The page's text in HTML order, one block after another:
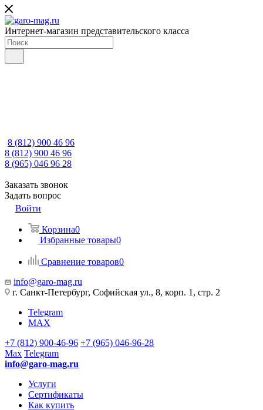
Интернет-магазин представительского класса
8 (812) 900 46 96
8 (812) 900 46 96
8 (965) 046 96 28
Заказать звонок
Задать вопрос
Войти
Корзина0
Избранные товары0
Сравнение товаров0
info@garo-mag.ru
г. Санкт-Петербург, Софийская ул., 8, корп. 1, стр. 2
Telegram
MAX
+7 (812) 900-46-96 +7 (965) 046-96-28
Max Telegram
info@garo-mag.ru
Услуги
Сертификаты
Как купить